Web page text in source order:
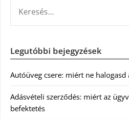
Legutóbbi bejegyzések
Autóüveg csere: miért ne halogasd
Adásvételi szerződés: miért az
befektetés